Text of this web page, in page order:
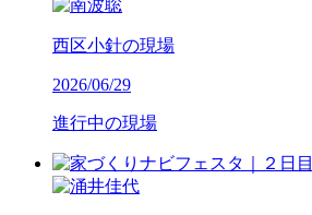
西区小針の現場
2026/06/29
進行中の現場